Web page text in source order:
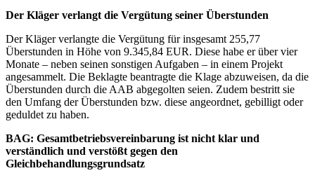
Der Kläger verlangt die Vergütung seiner Überstunden
Der Kläger verlangte die Vergütung für insgesamt 255,77
Überstunden in Höhe von 9.345,84 EUR. Diese habe er über vier
Monate – neben seinen sonstigen Aufgaben – in einem Projekt
angesammelt. Die Beklagte beantragte die Klage abzuweisen, da die
Überstunden durch die AAB abgegolten seien. Zudem bestritt sie
den Umfang der Überstunden bzw. diese angeordnet, gebilligt oder
geduldet zu haben.
BAG: Gesamtbetriebsvereinbarung ist nicht klar und
verständlich und verstößt gegen den
Gleichbehandlungsgrundsatz